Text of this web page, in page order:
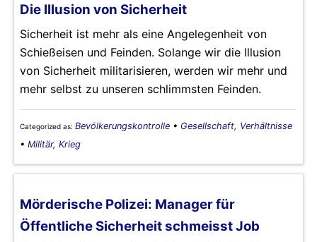
Die Illusion von Sicherheit
Sicherheit ist mehr als eine Angelegenheit von
Schießeisen und Feinden. Solange wir die Illusion
von Sicherheit militarisieren, werden wir mehr und
mehr selbst zu unseren schlimmsten Feinden.
Categorized as: Bevölkerungskontrolle • Gesellschaft, Verhältnisse
• Militär, Krieg
Mörderische Polizei: Manager für
Öffentliche Sicherheit schmeisst Job